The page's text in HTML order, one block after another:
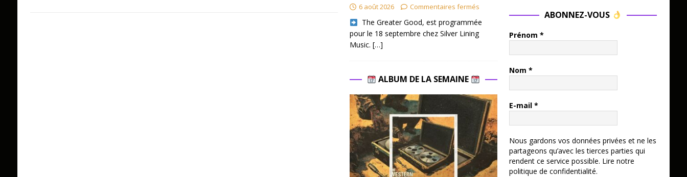
6 août 2026 Commentaires fermés
​ The Greater Good, est programmée
pour le 18 septembre chez Silver Lining
Music. […]
ALBUM DE LA SEMAINE
ABONNEZ-VOUS
Prénom *
Nom *
E-mail *
Nous gardons vos données privées et ne les
partageons qu’avec les tierces parties qui
rendent ce service possible. Lire notre
politique de confidentialité.